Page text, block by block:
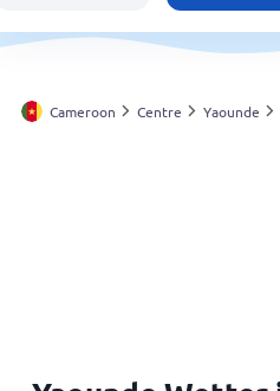
Schweiz
Deutschland
Cameroon Centre Yaounde